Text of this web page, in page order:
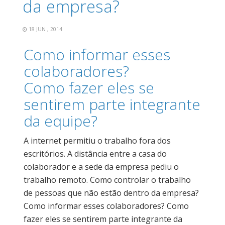
da empresa?
18 JUN , 2014
Como informar esses
colaboradores?
Como fazer eles se
sentirem parte integrante
da equipe?
A internet permitiu o trabalho fora dos
escritórios. A distância entre a casa do
colaborador e a sede da empresa pediu o
trabalho remoto. Como controlar o trabalho
de pessoas que não estão dentro da empresa?
Como informar esses colaboradores? Como
fazer eles se sentirem parte integrante da